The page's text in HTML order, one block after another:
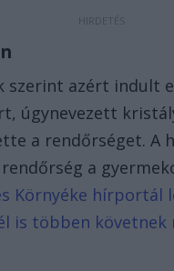
azért indult
úgynevezett
a rendőrséget.
a
Környéke
is többen követnek